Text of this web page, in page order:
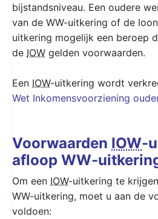
bijstandsniveau. Een oudere
van de WW-uitkering of de
uitkering mogelijk een beroep
de IOW gelden voorwaarden.
Een IOW-uitkering wordt
Wet Inkomensvoorziening
Voorwaarden IOW-
afloop WW-
Om een IOW-uitkering te
WW-uitkering, moet u aan de
voldoen: